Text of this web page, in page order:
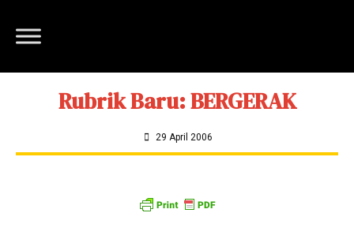
Rubrik Baru: BERGERAK
29 April 2006